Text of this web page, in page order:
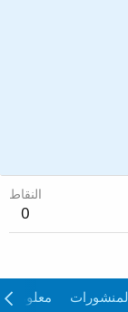
النقاط
0
معلومات